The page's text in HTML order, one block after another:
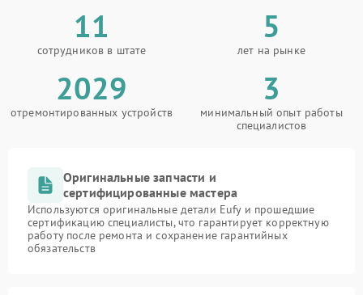
11
сотрудников в штате
5
лет на рынке
2029
отремонтированных устройств
3
минимальный опыт работы
специалистов
Оригинальные запчасти и
сертифицированные мастера
Используются оригинальные детали Eufy и прошедшие
сертификацию специалисты, что гарантирует корректную
работу после ремонта и сохранение гарантийных
обязательств